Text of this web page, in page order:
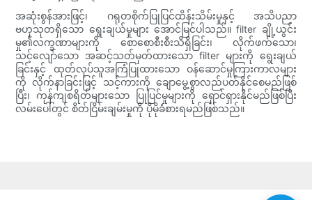
အဆုံးစွန်အားဖြင့်၊ ဂရုတစိုက်ပြုပြင်ထိန်းသိမ်းမှုနှင့် အသိပညာ
ဗဟုသုတရှိသော ရွေးချယ်မှုများ အောင်မြင်ပါသည်။ filter ချို့ယွင်း
မှု၏လက္ခဏာများကို စောစောစီးစီးသိရှိခြင်း၊ လိုက်ဖက်သော၊
သင့်လျော်သော အဆင့်သတ်မှတ်ထားသော filter များကို ရွေးချယ်
ခြင်းနှင့် ထုတ်လုပ်သူအကြံပြုထားသော ဝန်ဆောင်မှုကြားကာလများ
ကို လိုက်နာခြင်းဖြင့် သင့်ကားကို ချောမွေ့စွာလည်ပတ်နိုင်စေမည်ဖြစ်
ပြီး၊ ကုန်ကျစရိတ်များသော ပြုပြင်မှုများကို ရှောင်ရှားနိုင်မည်ဖြစ်ပြီး
လမ်းပေါ်တွင် စိတ်ငြိမ်းချမ်းမှုကို ပိုမိုခံစားရမည်ဖြစ်သည်။